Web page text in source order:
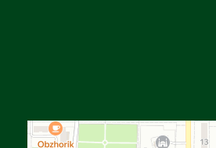
Яндекс Карталар — көлік, навигация,